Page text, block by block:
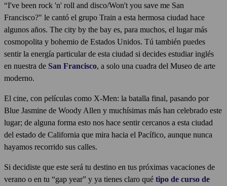
“I've been rock 'n' roll and disco/Won't you save me San
Francisco?" le cantó el grupo Train a esta hermosa ciudad hace
algunos años. The city by the bay es, para muchos, el lugar más
cosmopolita y bohemio de Estados Unidos. Tú también puedes
sentir la energía particular de esta ciudad si decides estudiar inglés
en nuestra de San Francisco, a solo una cuadra del Museo de arte
moderno.
El cine, con películas como X-Men: la batalla final, pasando por
Blue Jasmine de Woody Allen y muchísimas más han celebrado este
lugar; de alguna forma esto nos hace sentir cercanos a esta ciudad
del estado de California que mira hacia el Pacífico, aunque nunca
hayamos recorrido sus calles.
Si decidiste que este será tu destino en tus próximas vacaciones de
verano o en tu “gap year” y ya tienes claro qué tipo de curso de